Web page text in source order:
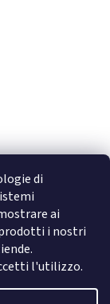
di
ai
i nostri
l'utilizzo.